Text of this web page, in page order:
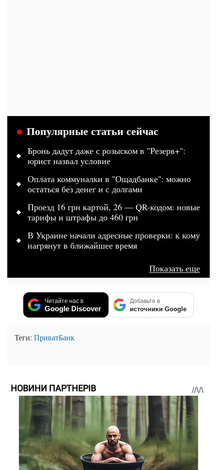
Популярные статьи сейчас
Бронь дадут даже с розыском в "Резерв+":
юрист назвал условие
Оплата коммуналки в "Ощадбанке": можно
остаться без денег и с долгами
Проезд 16 грн картой, 26 — QR-кодом: новые
тарифы и штрафы до 460 грн
В Украине начали адресные проверки: к кому
нагрянут в ближайшее время
Показать еще
Читайте нас в
Google Discover
Добавьте в
источники Google
Теги: ПриватБанк
НОВИНИ ПАРТНЕРІВ